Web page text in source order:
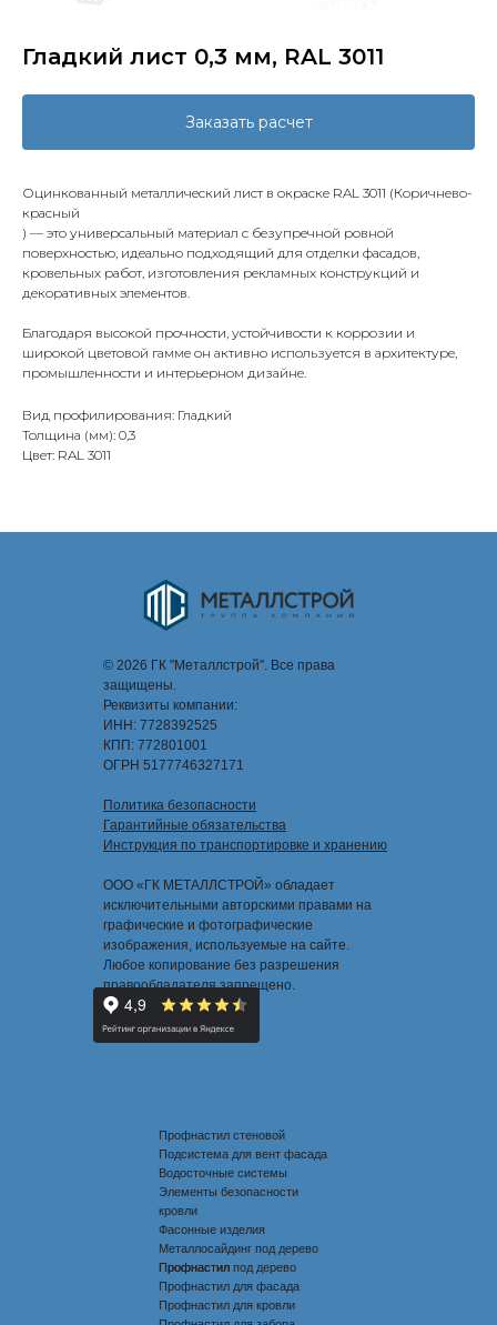
Гладкий лист 0,3 мм, RAL 3011
Заказать расчет
Оцинкованный металлический лист в окраске RAL 3011 (Коричнево-
красный
) — это универсальный материал с безупречной ровной
поверхностью, идеально подходящий для отделки фасадов,
кровельных работ, изготовления рекламных конструкций и
декоративных элементов.
Благодаря высокой прочности, устойчивости к коррозии и
широкой цветовой гамме он активно используется в архитектуре,
промышленности и интерьерном дизайне.
Вид профилирования: Гладкий
Толщина (мм): 0,3
Цвет: RAL 3011
© 2026 ГК "Металлстрой". Все права
защищены.
Реквизиты компании:
ИНН: 7728392525
КПП: 772801001
ОГРН 5177746327171
Политика безопасности
Гарантийные обязательства
Инструкция по транспортировке и хранению
ООО «ГК МЕТАЛЛСТРОЙ» обладает
исключительными авторскими правами на
графические и фотографические
изображения, используемые на сайте.
Любое копирование без разрешения
правообладателя запрещено.
Профнастил стеновой
Подсистема для вент фасада
Водосточные системы
Элементы безопасности
кровли
Фасонные изделия
Металлосайдинг под дерево
Профнастил под дерево
Профнастил
Профнастил для фасада
Профнастил для кровли